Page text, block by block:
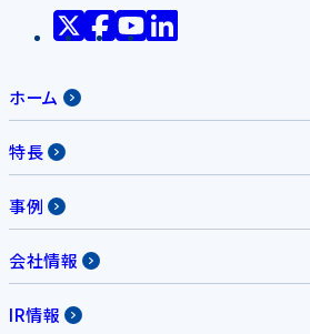
ホーム
特長
事例
会社情報
IR情報